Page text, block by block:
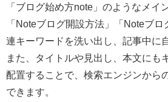
「ブログ始め方note」のようなメイ
「Noteブログ開設方法」「Noteブ
連キーワードを洗い出し、記事中に
また、タイトルや見出し、本文にも
配置することで、検索エンジンから
できます。